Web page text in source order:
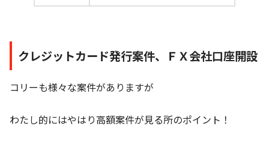
クレジットカード発行案件、ＦＸ会社口座開設
コリーも様々な案件がありますが
わたし的にはやはり高額案件が見る所のポイント！